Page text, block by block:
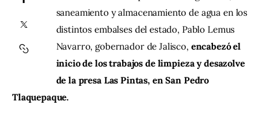
Contacto
saneamiento y almacenamiento de agua en los
distintos embalses del estado, Pablo Lemus
Navarro, gobernador de Jalisco, encabezó el
inicio de los trabajos de limpieza y desazolve
de la presa Las Pintas, en San Pedro
Tlaquepaque.